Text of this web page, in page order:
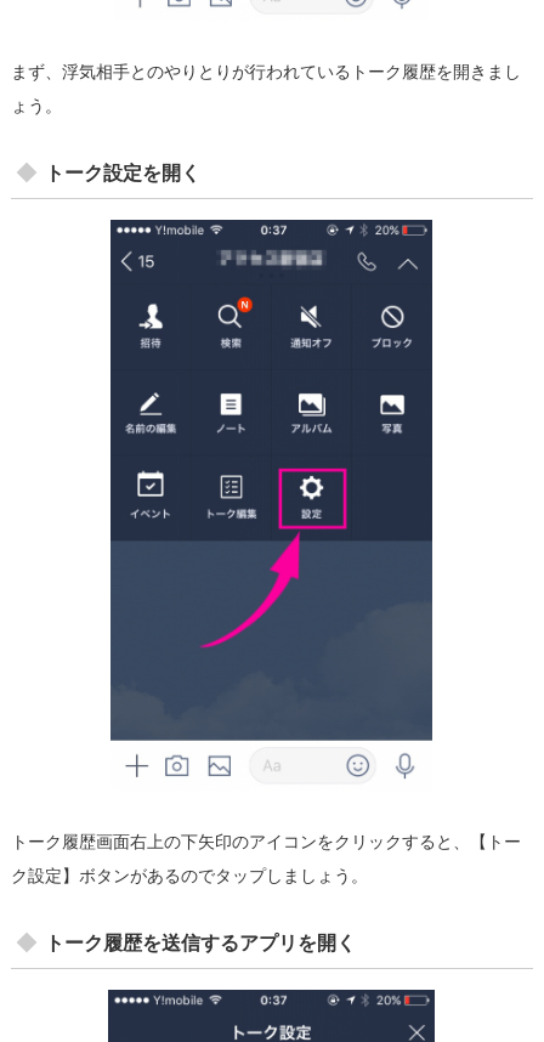
まず、浮気相手とのやりとりが行われているトーク履歴を開きまし
ょう。
トーク設定を開く
トーク履歴画面右上の下矢印のアイコンをクリックすると、【トー
ク設定】ボタンがあるのでタップしましょう。
トーク履歴を送信するアプリを開く